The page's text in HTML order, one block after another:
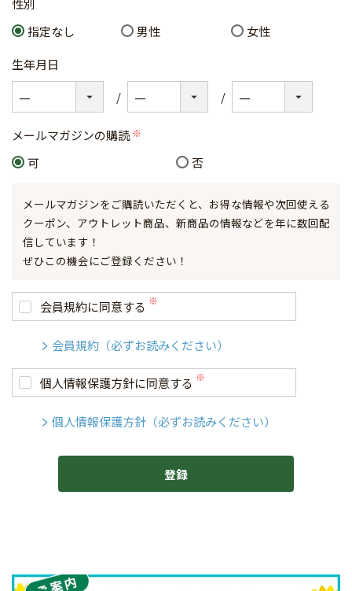
性別
指定なし
男性 女性
生年月日
メールマガジンの購読
可 否
メールマガジンをご購読いただくと、お得な情報や次回使える
クーポン、アウトレット商品、新商品の情報などを年に数回配
信しています！
ぜひこの機会にご登録ください！
会員規約に同意する
会員規約（必ずお読みください）
個人情報保護方針に同意する
個人情報保護方針（必ずお読みください）
登録